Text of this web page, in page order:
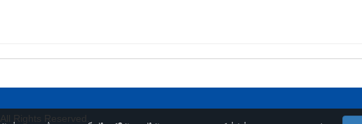
. All Rights Reserved.